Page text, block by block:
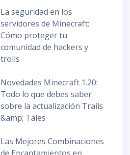
La seguridad en los
servidores de Minecraft:
Cómo proteger tu
comunidad de hackers y
trolls
Novedades Minecraft 1.20:
Todo lo que debes saber
sobre la actualización Trails
&amp; Tales
Las Mejores Combinaciones